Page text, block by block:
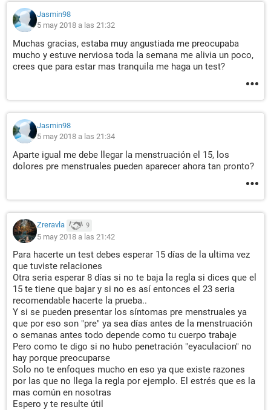
Jasmin98
5 may 2018 a las 21:32
Muchas gracias, estaba muy angustiada me preocupaba
mucho y estuve nerviosa toda la semana me alivia un poco,
crees que para estar mas tranquila me haga un test?
Jasmin98
5 may 2018 a las 21:34
Aparte igual me debe llegar la menstruación el 15, los
dolores pre menstruales pueden aparecer ahora tan pronto?
Zreravla 9
5 may 2018 a las 21:42
Para hacerte un test debes esperar 15 días de la ultima vez
que tuviste relaciones
Otra seria esperar 8 días si no te baja la regla si dices que el
15 te tiene que bajar y si no es así entonces el 23 seria
recomendable hacerte la prueba..
Y si se pueden presentar los síntomas pre menstruales ya
que por eso son "pre" ya sea días antes de la menstruación
o semanas antes todo depende como tu cuerpo trabaje
Pero como te digo si no hubo penetración "eyaculacion" no
hay porque preocuparse
Solo no te enfoques mucho en eso ya que existe razones
por las que no llega la regla por ejemplo. El estrés que es la
mas común en nosotras
Espero y te resulte útil